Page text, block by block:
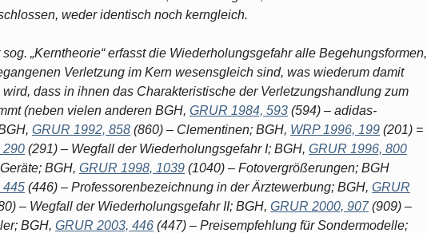
weder identisch noch kerngleich.
„Kerntheorie“ erfasst die Wiederholungsgefahr alle Begehungsformen,
Verletzung im Kern wesensgleich sind, was wiederum damit
dass in ihnen das Charakteristische der Verletzungshandlung zum
(neben vielen anderen BGH, GRUR 1984, 593 (594) – adidas-
GRUR 1992, 858 (860) – Clementinen; BGH, WRP 1996, 199 (201) =
290 (291) – Wegfall der Wiederholungsgefahr I; BGH, GRUR 1996, 800
BGH, GRUR 1998, 1039 (1040) – Fotovergrößerungen; BGH
445 (446) – Professorenbezeichnung in der Ärztewerbung; BGH, GRUR
– Wegfall der Wiederholungsgefahr II; BGH, GRUR 2000, 907(909) –
BGH, GRUR 2003, 446 (447) – Preisempfehlung für Sondermodelle;